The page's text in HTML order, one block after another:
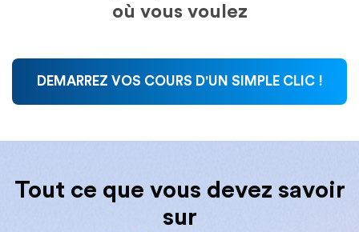
où vous voulez
DEMARREZ VOS COURS D'UN SIMPLE CLIC !
Tout ce que vous devez savoir
sur